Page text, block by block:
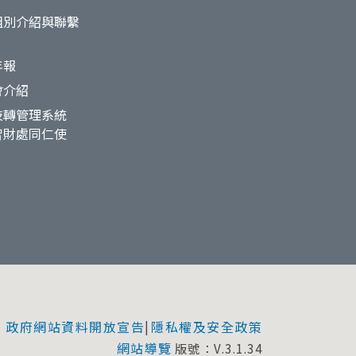
介紹與聯繫
紹
管理系統
處同仁使
政府網站資料開放宣告| 隱私權及安全政策
網站導覽 版號：V.3.1.34